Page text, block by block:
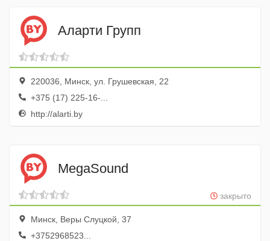
Аларти Групп
220036, Минск, ул. Грушевская, 22
+375 (17) 225-16-...
http://alarti.by
MegaSound
закрыто
Минск, Веры Слуцкой, 37
+3752968523...